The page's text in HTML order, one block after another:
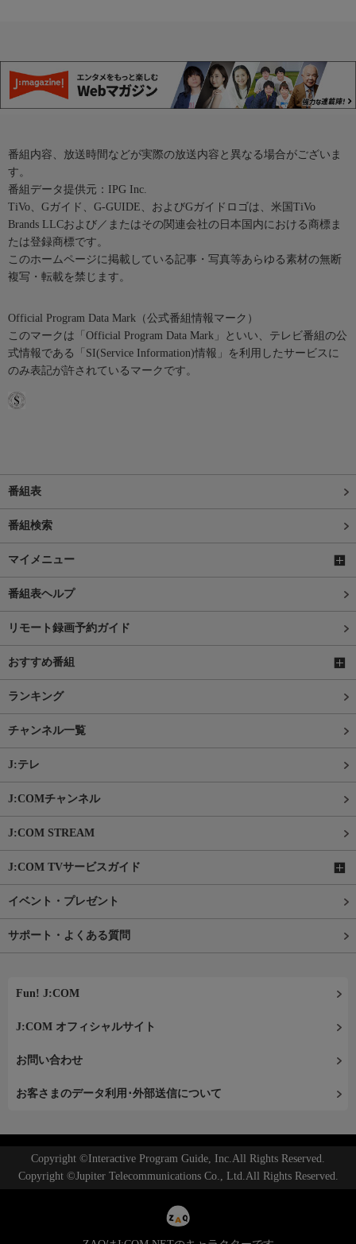
番組内容、放送時間などが実際の放送内容と異なる場合がございま
す。
番組データ提供元：IPG Inc.
TiVo、Gガイド、G-GUIDE、およびGガイドロゴは、米国TiVo
Brands LLCおよび／またはその関連会社の日本国内における商標ま
たは登録商標です。
このホームページに掲載している記事・写真等あらゆる素材の無断
複写・転載を禁じます。
Official Program Data Mark（公式番組情報マーク）
このマークは「Official Program Data Mark」といい、テレビ番組の公
式情報である「SI(Service Information)情報」を利用したサービスに
のみ表記が許されているマークです。
番組表
番組検索
マイメニュー
番組表ヘルプ
リモート録画予約ガイド
おすすめ番組
ランキング
チャンネル一覧
J:テレ
J:COMチャンネル
J:COM STREAM
J:COM TVサービスガイド
イベント・プレゼント
サポート・よくある質問
Fun! J:COM
J:COM オフィシャルサイト
お問い合わせ
お客さまのデータ利用･外部送信について
Copyright ©Interactive Program Guide, Inc.All Rights Reserved.
Copyright ©Jupiter Telecommunications Co., Ltd.All Rights Reserved.